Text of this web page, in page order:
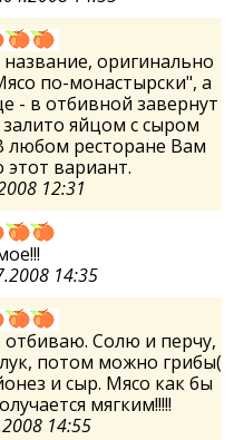
оригинально
по-монастырски", а
- в отбивной завернут
яйцом с сыром
любом ресторане Вам
вариант.
12:31
14:35
Солю и перчу,
потом можно грибы(
и сыр. Мясо как бы
мягким!!!!!
14:55